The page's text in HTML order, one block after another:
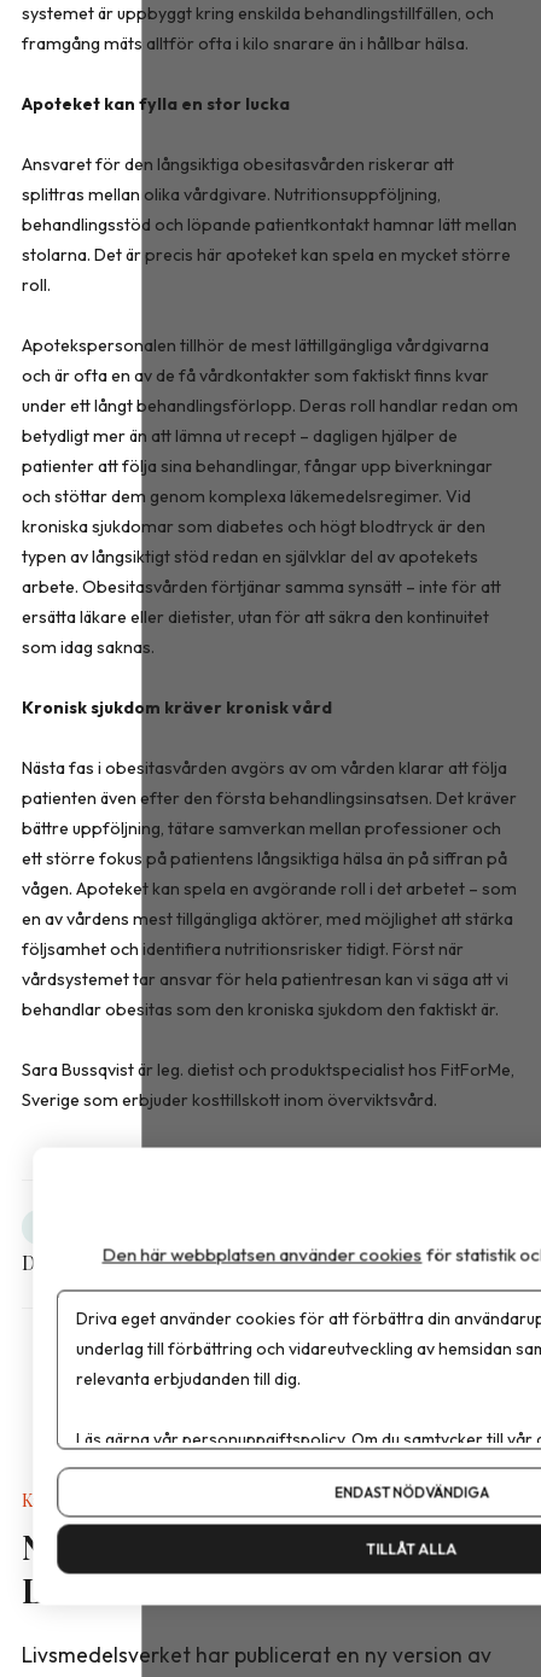
systemet är uppbyggt kring enskilda behandlingstillfällen, och
framgång mäts alltför ofta i kilo snarare än i hållbar hälsa.
Apoteket kan fylla en stor lucka
Ansvaret för den långsiktiga obesitasvården riskerar att
splittras mellan olika vårdgivare. Nutritionsuppföljning,
behandlingsstöd och löpande patientkontakt hamnar lätt mellan
stolarna. Det är precis här apoteket kan spela en mycket större
roll.
Apotekspersonalen tillhör de mest lättillgängliga vårdgivarna
och är ofta en av de få vårdkontakter som faktiskt finns kvar
under ett långt behandlingsförlopp. Deras roll handlar redan om
betydligt mer än att lämna ut recept – dagligen hjälper de
patienter att följa sina behandlingar, fångar upp biverkningar
och stöttar dem genom komplexa läkemedelsregimer. Vid
kroniska sjukdomar som diabetes och högt blodtryck är den
typen av långsiktigt stöd redan en självklar del av apotekets
arbete. Obesitasvården förtjänar samma synsätt – inte för att
ersätta läkare eller dietister, utan för att säkra den kontinuitet
som idag saknas.
Kronisk sjukdom kräver kronisk vård
Nästa fas i obesitasvården avgörs av om vården klarar att följa
patienten även efter den första behandlingsinsatsen. Det kräver
bättre uppföljning, tätare samverkan mellan professioner och
ett större fokus på patientens långsiktiga hälsa än på siffran på
vågen. Apoteket kan spela en avgörande roll i det arbetet – som
en av vårdens mest tillgängliga aktörer, med möjlighet att stärka
följsamhet och identifiera nutritionsrisker tidigt. Först när
vårdsystemet tar ansvar för hela patientresan kan vi säga att vi
behandlar obesitas som den kroniska sjukdom den faktiskt är.
Sara Bussqvist är leg. dietist och produktspecialist hos FitForMe,
Sverige som erbjuder kosttillskott inom överviktsvård.
Dela artikeln
Kalkyler & Verktyg
Nya näringsvärden i
Livsmedelsdatabasen
Livsmedelsverket har publicerat en ny version av
Den här webbplatsen använder cookies för statistik
Driva eget använder cookies för att förbättra din
underlag till förbättring och vidareutveckling av hemsidan
relevanta erbjudanden till dig.
Läs gärna vårpersonuppgiftspolicy. Om du samtycker till vår
Om du vill ändra ditt val i efterhand hittar du den möjligheten
ENDAST NÖDVÄNDIGA
TILLÅT ALLA